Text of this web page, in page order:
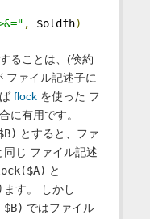
, $oldfh)
ることは、(倹約
ファイル記述子に
flockを使った フ
に有用です。
とすると、ファ
じ ファイル記述
と
ます。 しかし
ではファイル